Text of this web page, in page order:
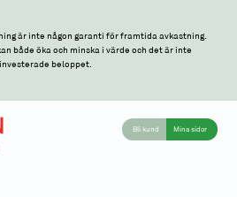
är inte någon garanti för framtida avkastning.
både öka och minska i värde och det är inte
beloppet.
Bli kund Mina sidor